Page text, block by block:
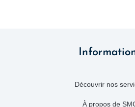
Découvrir nos
À propos de